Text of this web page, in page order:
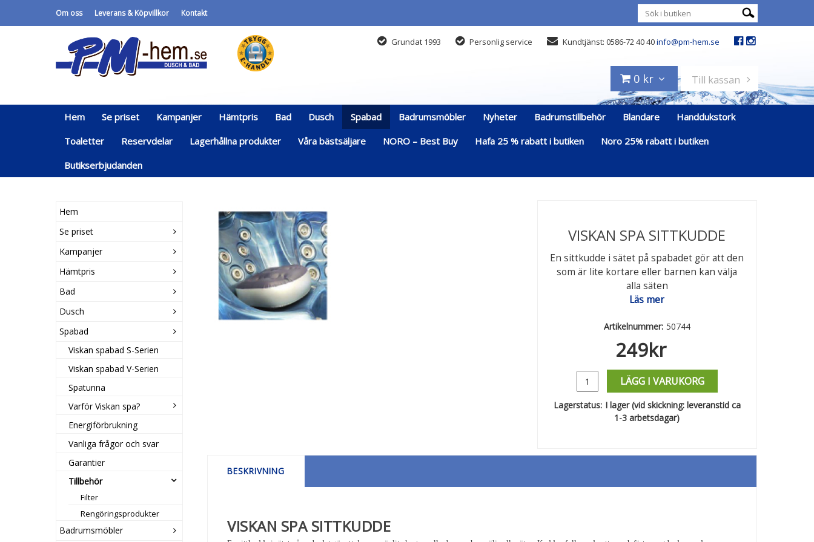
Om oss Leverans & Köpvillkor Kontakt
Grundat 1993 Personlig service Kundtjänst: 0586-72 40 40info@pm-hem.se
0 kr Till kassan
Hem Se priset Kampanjer Hämtpris Bad Dusch Spabad Badrumsmöbler Nyheter Badrumstillbehör Blandare
Handdukstork
Toaletter
Reservdelar Lagerhållna produkter Våra bästsäljare NORO – Best Buy Hafa 25 % rabatt i butiken
Noro 25% rabatt i butiken
Butikserbjudanden
Hem
Se priset
Kampanjer
Hämtpris
Bad
Dusch
Spabad
Viskan spabad S-Serien
Viskan spabad V-Serien
Spatunna
Varför Viskan spa?
Energiförbrukning
Vanliga frågor och svar
Garantier
Tillbehör
Filter
Rengöringsprodukter
Badrumsmöbler
VISKAN SPA SITTKUDDE
En sittkudde i sätet på spabadet gör att den
som är lite kortare eller barnen kan välja
alla säten
Läs mer
Artikelnummer: 50744
249kr
LÄGG I VARUKORG
Lagerstatus: I lager (vid skickning: leveranstid ca
1-3 arbetsdagar)
BESKRIVNING
VISKAN SPA SITTKUDDE